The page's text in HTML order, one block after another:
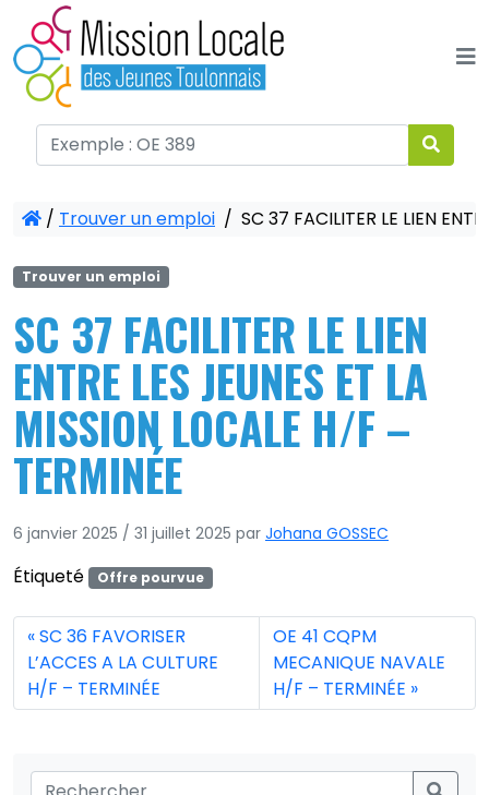
/ Trouver un emploi / SC 37 FACILITER LE LIEN
Trouver un emploi
SC 37 FACILITER LE LIEN
ENTRE LES JEUNES ET LA
MISSION LOCALE H/F –
TERMINÉE
6 janvier 2025 / 31 juillet 2025 par Johana GOSSEC
Étiqueté Offre pourvue
SC 36 FAVORISER
L’ACCES A LA CULTURE
H/F – TERMINÉE
OE 41 CQPM
MECANIQUE NAVALE
H/F – TERMINÉE
Panneau de gestion des cookies